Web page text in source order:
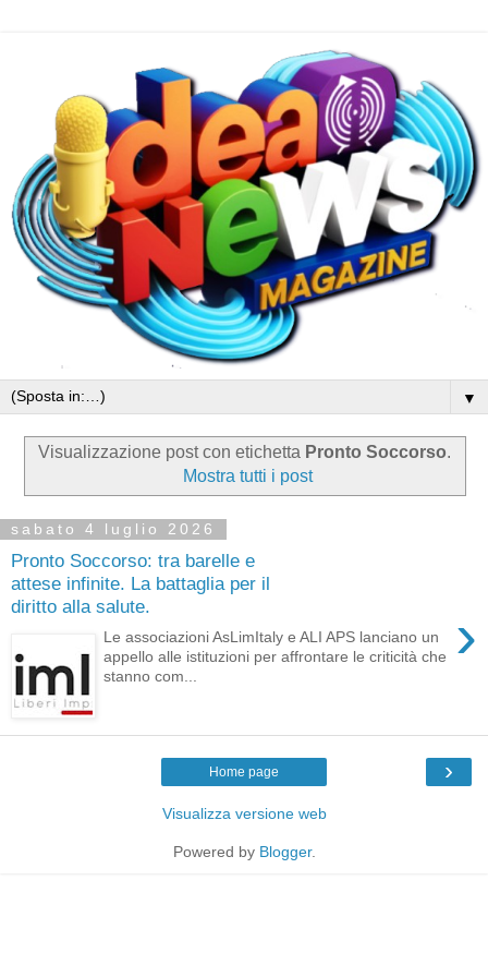
▼
Visualizzazione post con etichetta Pronto Soccorso.
Mostra tutti i post
sabato 4 luglio 2026
Pronto Soccorso: tra barelle e
attese infinite. La battaglia per il
diritto alla salute.
›
Le associazioni AsLimItaly e ALI APS lanciano un
appello alle istituzioni per affrontare le criticità che
stanno com...
›
Home page
Visualizza versione web
Powered by Blogger.